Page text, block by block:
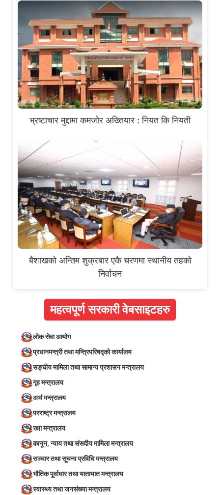
भ्रष्टाचार मुद्दामा कमजोर अख्तियार : नियत कि नियती
बैशाखको अन्तिम शुक्रबार एकै चरणमा स्थानीय तहको
निर्वाचन
महत्वपूर्ण सरकारी वेबसाइटहरु
लोक सेवा आयोग
प्रधानमन्त्री तथा मन्त्रिपरिषद्को कार्यालय
सङ्घीय मामिला तथा सामान्य प्रशासन मन्त्रालय
गृह मन्त्रालय
अर्थ मन्त्रालय
परराष्ट्र मन्त्रालय
रक्षा मन्त्रालय
कानून, न्याय तथा संसदीय मामिला मन्त्रालय
सञ्‍चार तथा सूचना प्रविधि मन्त्रालय
भौतिक पूर्वाधार तथा यातायात मन्त्रालय
स्वास्थ्य तथा जनसंख्या मन्त्रालय